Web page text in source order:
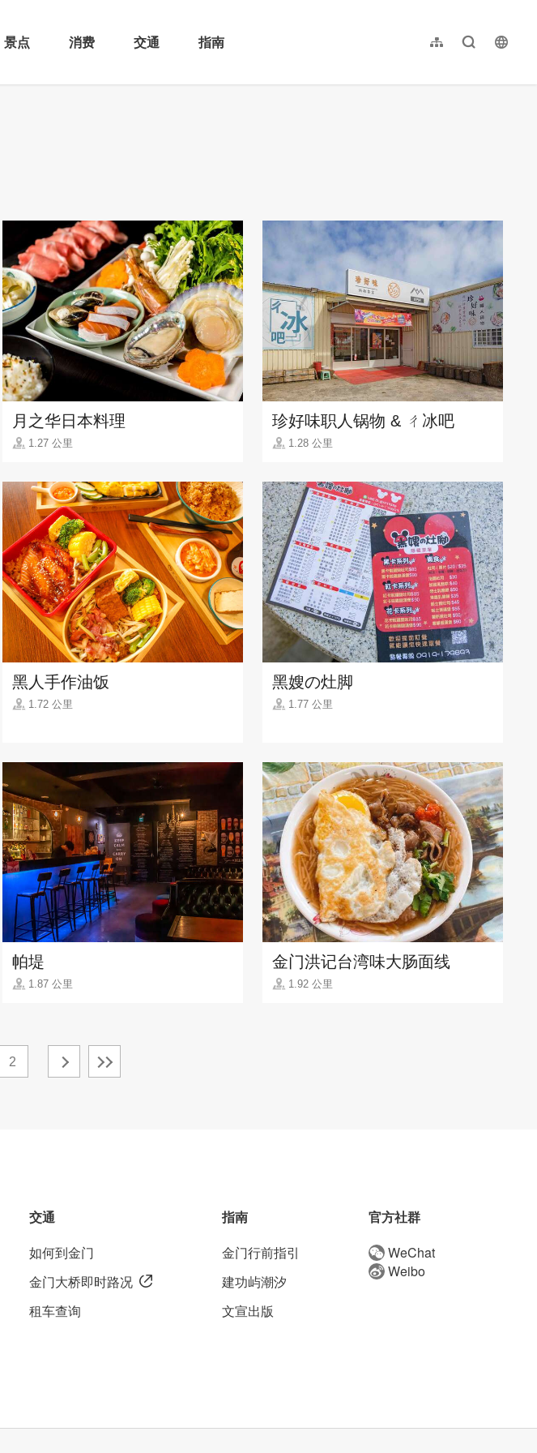
景点 消费 交通 指南 网站导览全文检索
繁體中文
月之华日本料理
1.27 公里
珍好味职人锅物 & ㄔ冰吧
1.28 公里
黑人手作油饭
1.72 公里
黑嫂の灶脚
1.77 公里
帕堤
1.87 公里
金门洪记台湾味大肠面线
1.92 公里
2
交通
如何到金门
金门大桥即时路况
租车查询
指南
金门行前指引
建功屿潮汐
文宣出版
官方社群
WeChat
Weibo